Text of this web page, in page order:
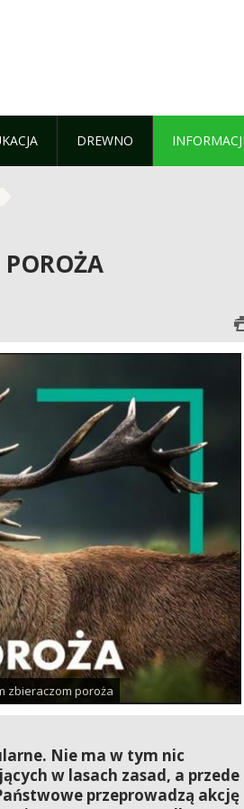
DREWNO
zbieraczom poroża
Nie ma w tym nic
w lasach zasad, a przede
przeprowadzą akcję